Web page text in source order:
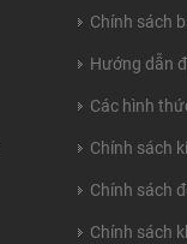
Chính sách
Hướng dẫn
Các hình
Chính sách
Chính sách
Chính sách